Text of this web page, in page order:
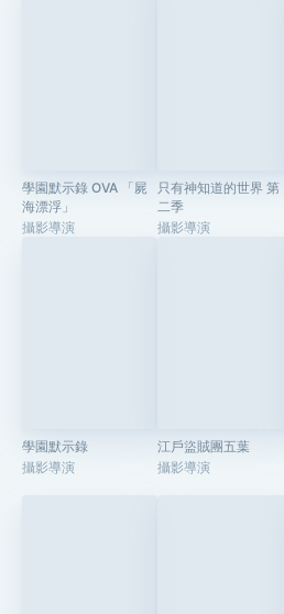
學園默示錄 OVA 「屍
海漂浮」
攝影導演
只有神知道的世界 第
二季
攝影導演
學園默示錄
攝影導演
江戶盜賊團五葉
攝影導演